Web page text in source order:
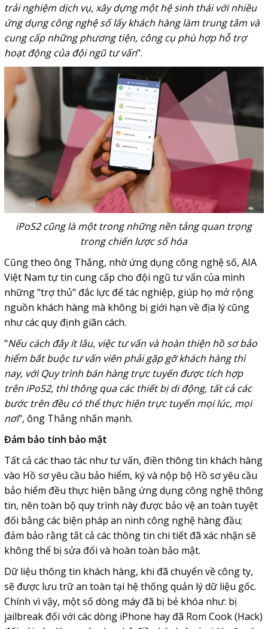
trải nghiệm dịch vụ, xây dựng một hệ sinh thái với nhiều
ứng dụng công nghệ số lấy khách hàng làm trung tâm và
cung cấp những phương tiện, công cụ phù hợp hỗ trợ
hoạt động của đội ngũ tư vấn".
iPoS2 cũng là một trong những nền tảng quan trọng
trong chiến lược số hóa
Cũng theo ông Thắng, nhờ ứng dụng công nghệ số, AIA
Việt Nam tự tin cung cấp cho đội ngũ tư vấn của mình
những "trợ thủ" đắc lực để tác nghiệp, giúp họ mở rộng
nguồn khách hàng mà không bị giới hạn về địa lý cũng
như các quy định giãn cách.
"Nếu cách đây ít lâu, việc tư vấn và hoàn thiện hồ sơ bảo
hiểm bắt buộc tư vấn viên phải gặp gỡ khách hàng thì
nay, với Quy trình bán hàng trực tuyến được tích hợp
trên iPoS2, thì thông qua các thiết bị di động, tất cả các
bước trên đều có thể thực hiện trực tuyến mọi lúc, mọi
nơi", ông Thắng nhấn mạnh.
Đảm bảo tính bảo mật
Tất cả các thao tác như tư vấn, điền thông tin khách hàng
vào Hồ sơ yêu cầu bảo hiểm, ký và nộp bộ Hồ sơ yêu cầu
bảo hiểm đều thực hiện bằng ứng dụng công nghệ thông
tin, nên toàn bộ quy trình này được bảo vệ an toàn tuyệt
đối bằng các biện pháp an ninh công nghệ hàng đầu;
đảm bảo rằng tất cả các thông tin chi tiết đã xác nhận sẽ
không thể bị sửa đổi và hoàn toàn bảo mật.
Dữ liệu thông tin khách hàng, khi đã chuyển về công ty,
sẽ được lưu trữ an toàn tại hệ thống quản lý dữ liệu gốc.
Chính vì vậy, một số dòng máy đã bị bẻ khóa như: bị
jailbreak đối với các dòng iPhone hay đã Rom Cook (Hack)